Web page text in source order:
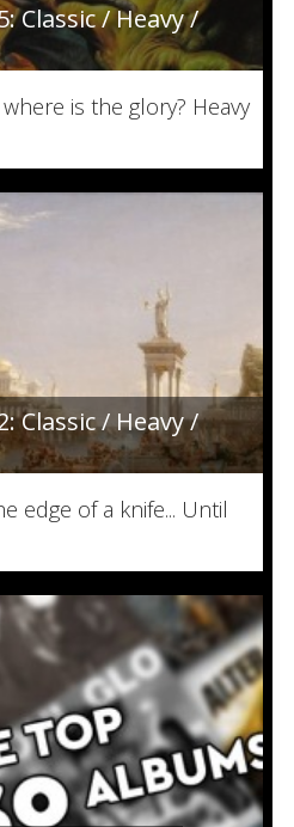
Classic / Heavy /
is the glory? Heavy
Classic / Heavy /
edge of a knife... Until